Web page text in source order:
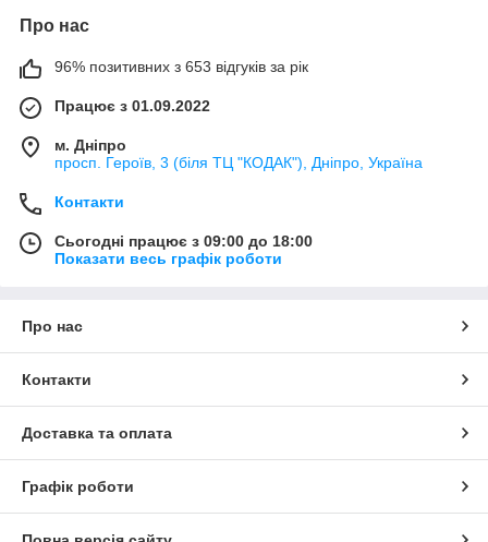
Про нас
96% позитивних з 653 відгуків за рік
Працює з 01.09.2022
м. Дніпро
просп. Героїв, 3 (біля ТЦ "КОДАК"), Дніпро, Україна
Контакти
Сьогодні працює з 09:00 до 18:00
Показати весь графік роботи
Про нас
Контакти
Доставка та оплата
Графік роботи